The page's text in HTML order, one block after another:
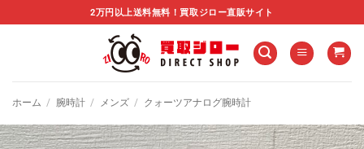
to
2万円以上送料無料！買取ジロー直販サイト
ホーム / 腕時計 / メンズ / クォーツアナログ腕時計